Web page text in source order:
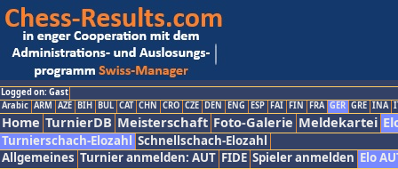
Logged on: Gast
Arabic ARM AZE BIH BUL CAT CHN CRO CZE DEN ENG ESP FAI FIN FRA GER GRE INA
Home TurnierDB Meisterschaft Foto-Galerie Meldekartei
Turnierschach-Elozahl Schnellschach-Elozahl
Allgemeines Turnier anmelden: AUT FIDE Spieler anmelden Elo